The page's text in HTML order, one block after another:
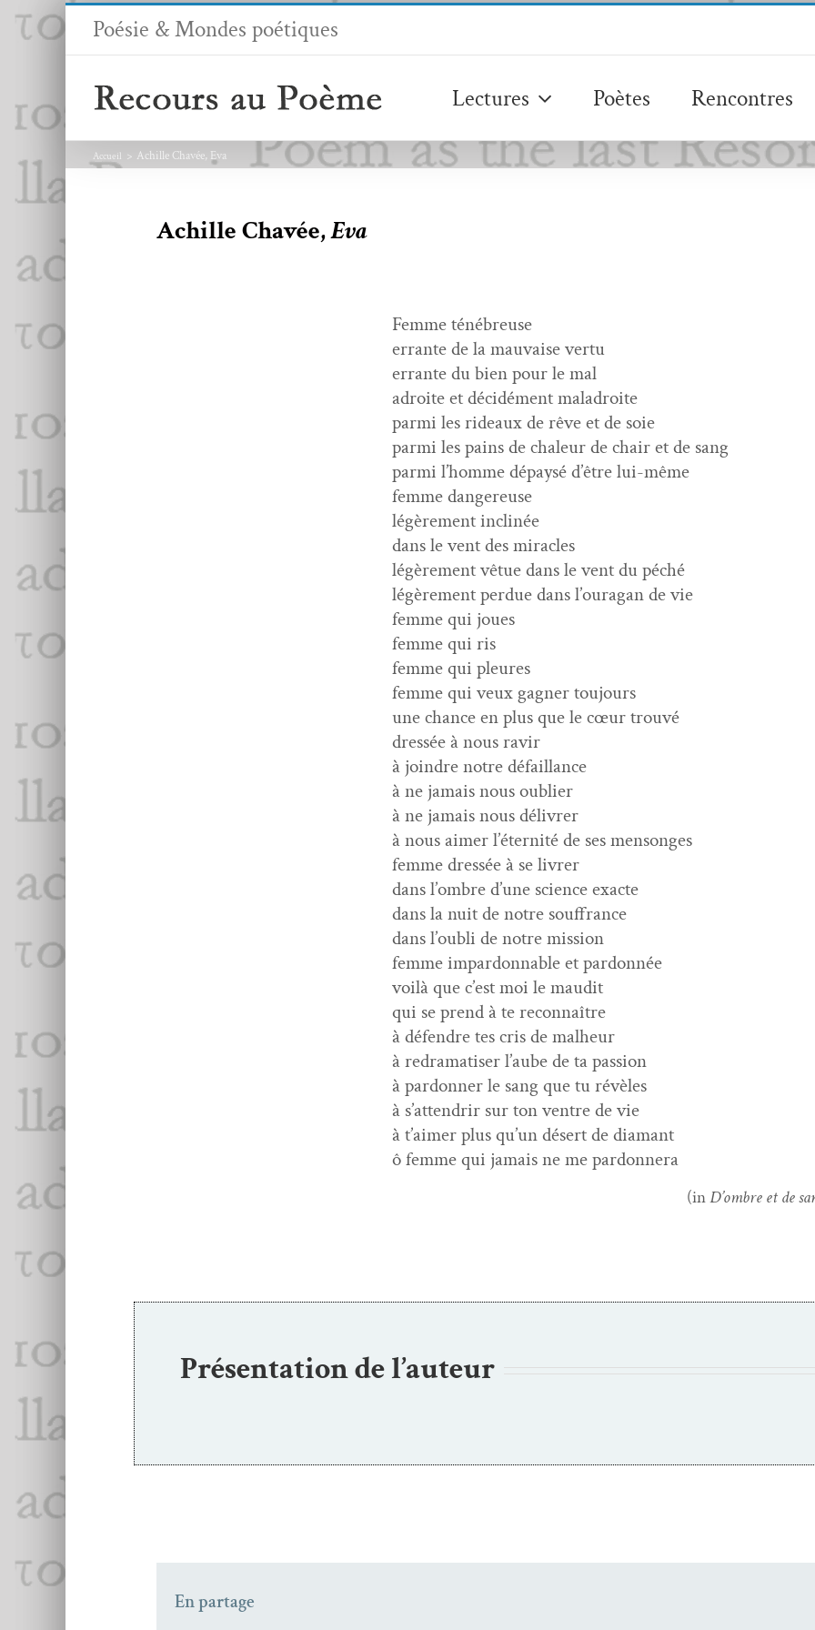
Passer
Poésie & Mondes poétiques
Lectures Poètes Rencontres
Accueil Achille Chavée, Eva
Achille Chavée,Eva
Femme ténébreuse
errante de la mau­vaise vertu
errante du bien pour le mal
adroite et décidé­ment maladroite
par­mi les rideaux de rêve et de soie
par­mi les pains de chaleur de chair et de sang
par­mi l’homme dépaysé d’être lui-même
femme dangereuse
légère­ment inclinée
dans le vent des miracles
légère­ment vêtue dans le vent du péché
légère­ment per­due dans l’oura­gan de vie
femme qui joues
femme qui ris
femme qui pleures
femme qui veux gag­n­er toujours
une chance en plus que le cœur trouvé
dressée à nous ravir
à join­dre notre défaillance
à ne jamais nous oublier
à ne jamais nous délivrer
à nous aimer l’é­ter­nité de ses mensonges
femme dressée à se livrer
dans l’om­bre d’une sci­ence exacte
dans la nuit de notre souffrance
dans l’ou­bli de notre mission
femme impar­donnable et pardonnée
voilà que c’est moi le maudit
qui se prend à te reconnaître
à défendre tes cris de malheur
à redrama­tis­er l’aube de ta passion
à par­don­ner le sang que tu révèles
à s’at­ten­drir sur ton ven­tre de vie
à t’aimer plus qu’un désert de diamant
ô femme qui jamais ne me pardonnera
(inD’om­bre et de
Présentation de l’auteur
En partage